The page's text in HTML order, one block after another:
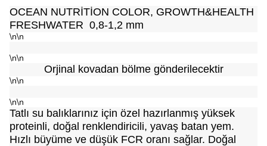
OCEAN NUTRİTİON COLOR, GROWTH&HEALTH
FRESHWATER 0,8-1,2 mm
\n\n
\n\n
Orjinal kovadan bölme gönderilecektir
\n\n
\n\n
Tatlı su balıklarınız için özel hazırlanmış yüksek
proteinli, doğal renklendiricili, yavaş batan yem.
Hızlı büyüme ve düşük FCR oranı sağlar. Doğal